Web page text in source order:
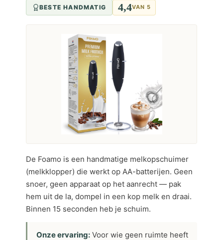
BESTE HANDMATIG 4,4VAN 5
De Foamo is een handmatige melkopschuimer
(melkklopper) die werkt op AA-batterijen. Geen
snoer, geen apparaat op het aanrecht — pak
hem uit de la, dompel in een kop melk en draai.
Binnen 15 seconden heb je schuim.
Onze ervaring: Voor wie geen ruimte heeft